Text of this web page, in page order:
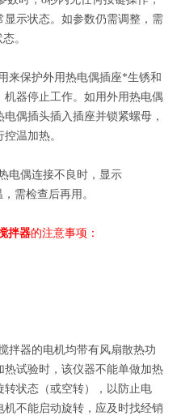
示状态。如参数仍需调整，需
。
来保护外用热电偶插座*生锈和
器停止工作。如用外用热电偶
偶插头插入插座并锁紧螺母，
温加热。
电偶连接不良时，显示
需检查后再用。
拌器的注意事项：
拌器的电机均带有风扇散热功
试验时，该仪器不能单做加热
状态（或空转），以防止电
不能启动旋转，应及时找经销